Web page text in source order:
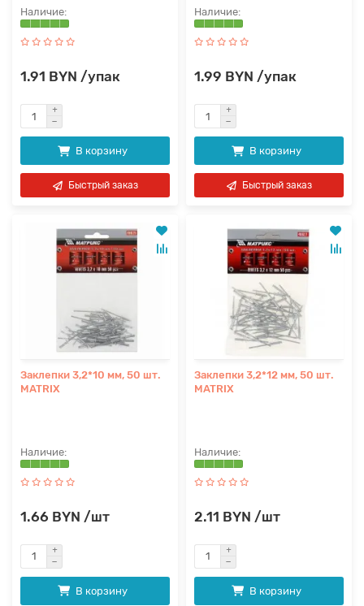
1.91 BYN /упак
В корзину
Быстрый заказ
1.99 BYN /упак
В корзину
Быстрый заказ
Заклепки 3,2*10 мм, 50 шт.
MATRIX
1.66 BYN /шт
В корзину
Заклепки 3,2*12 мм, 50 шт.
MATRIX
2.11 BYN /шт
В корзину